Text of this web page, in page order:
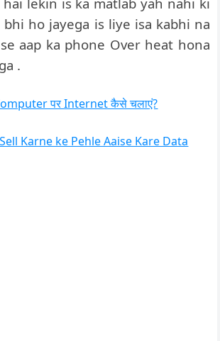
ho jayega is liye isa kabhi na
aap ka phone Over heat hona
.
पर Internet कैसे चलाएं?
Karne ke Pehle Aaise Kare Data